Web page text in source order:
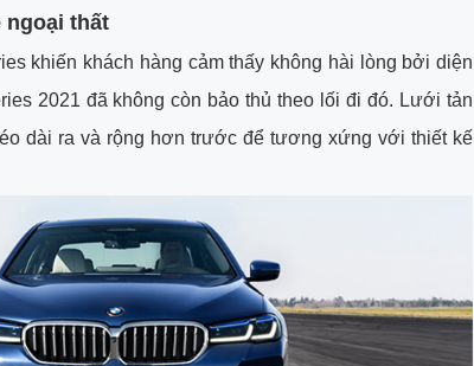
ngoại thất
khiến khách hàng cảm thấy không hài lòng bởi diện
2021 đã không còn bảo thủ theo lối đi đó. Lưới tản
dài ra và rộng hơn trước để tương xứng với thiết kế